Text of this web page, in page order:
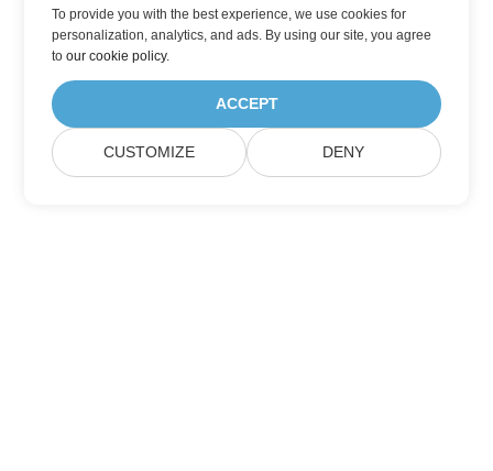
To provide you with the best experience, we use cookies for
personalization, analytics, and ads. By using our site, you agree
toour cookie policy.
ACCEPT
CUSTOMIZE DENY